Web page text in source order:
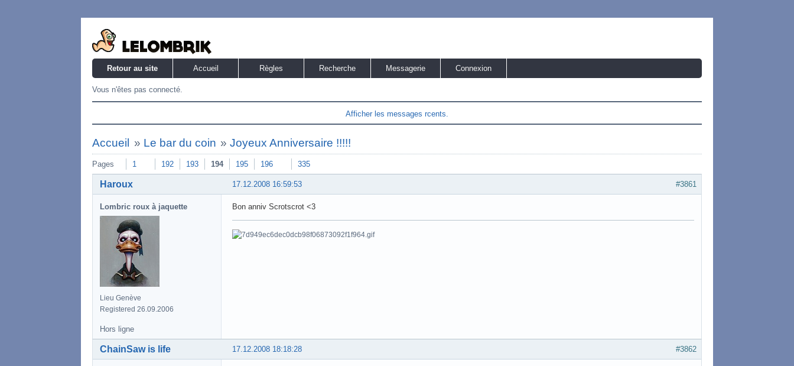
Retour au site Accueil Règles Recherche Messagerie Connexion
Vous n'êtes pas connecté.
Afficher les messages rcents.
Accueil » Le bar du coin »Joyeux Anniversaire !!!!!
Pages 1 192 193 194 195 196 335
#3861
17.12.2008 16:59:53
Haroux
Lombric roux à jaquette
Lieu Genève
Registered 26.09.2006
Bon anniv Scrotscrot <3
Hors ligne
#3862
17.12.2008 18:18:28
ChainSaw is life